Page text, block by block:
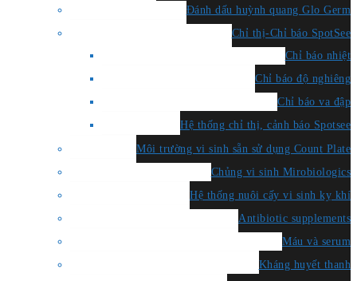
Đánh dấu huỳnh quang Glo Germ
Chỉ thị-Chỉ báo SpotSee
Chỉ báo nhiệt
Chỉ báo độ nghiêng
Chỉ báo va đập
Hệ thống chỉ thị, cảnh báo Spotsee
Môi trường vi sinh sẵn sử dụng Count Plate
Chủng vi sinh Mirobiologics
Hệ thống nuôi cấy vi sinh kỵ khí
Antibiotic supplements
Máu và serum
Kháng huyết thanh